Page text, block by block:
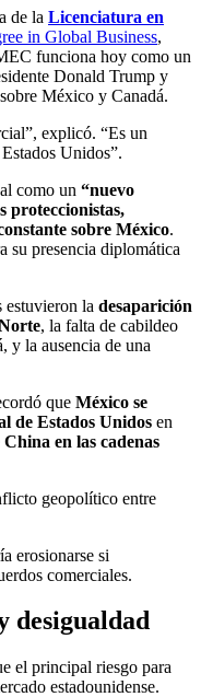
de la Licenciatura en
in Global Business,
funciona hoy como un
Donald Trump y
México y Canadá.
explicó. “Es un
Unidos”.
como un “nuevo
proteccionistas,
sobre México.
su presencia diplomática
estuvieron la desaparición
, la falta de cabildeo
y la ausencia de una
que México se
de Estados Unidos en
en las cadenas
geopolítico entre
erosionarse si
comerciales.
desigualdad
el principal riesgo para
estadounidense.